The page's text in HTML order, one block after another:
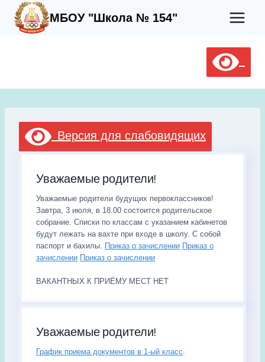
Перейти
МБОУ "Школа № 154"
Версия для слабовидящих
Уважаемые родители!
Уважаемые родители будущих первоклассников!
Завтра, 3 июля, в 18.00 состоится родительское
собрание. Списки по классам с указанием кабинетов
будут лежать на вахте при входе в школу. С собой
паспорт и бахилы. Приказ о зачислении Приказ о
зачислении Приказ о зачислении
ВАКАНТНЫХ К ПРИЁМУ МЕСТ НЕТ
Уважаемые родители!
График приема документов в 1-ый класс.